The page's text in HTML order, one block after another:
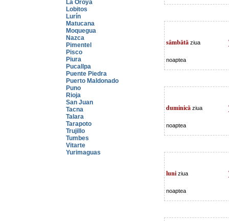
La Oroya
Lobitos
Lurín
Matucana
Moquegua
Nazca
Pimentel
Pisco
Piura
Pucallpa
Puente Piedra
Puerto Maldonado
Puno
Rioja
San Juan
Tacna
Talara
Tarapoto
Trujillo
Tumbes
Vitarte
Yurimaguas
sâmbătă ziua
noaptea
duminică ziua
noaptea
luni ziua
noaptea